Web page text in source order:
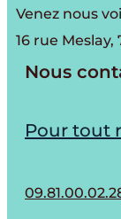
Venez nous
16 rue Meslay,
Nous
Pour tout